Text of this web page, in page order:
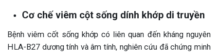
Cơ chế viêm cột sống dính khớp di truyền
Bệnh viêm cốt sống khớp có liên quan đến kháng nguyên
HLA-B27 dương tính và âm tính, nghiên cứu đã chứng minh